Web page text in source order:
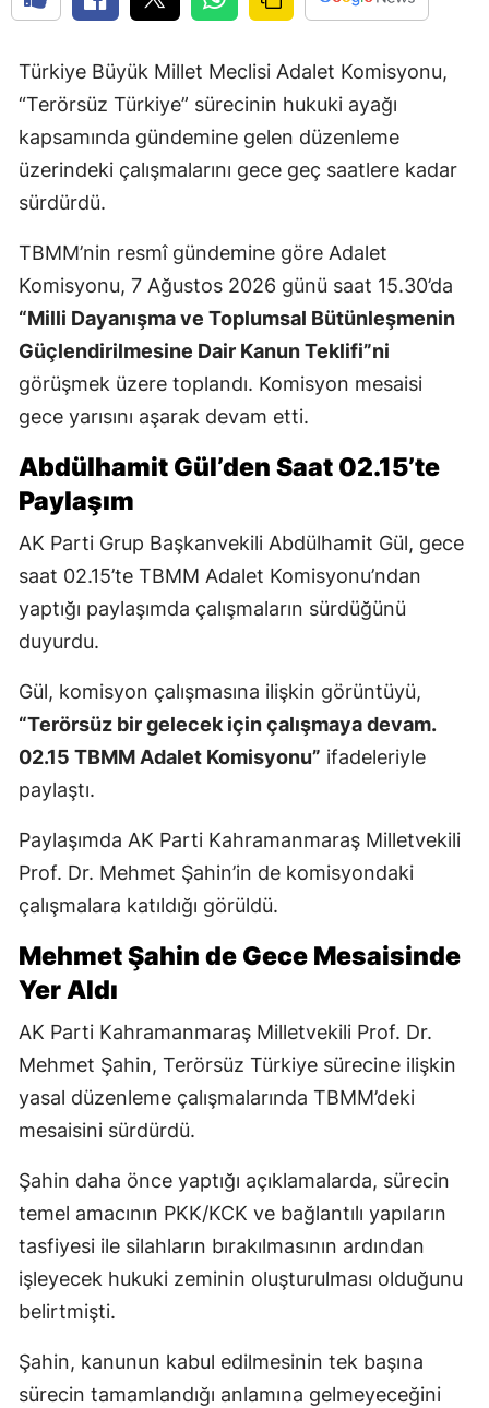
Türkiye Büyük Millet Meclisi Adalet Komisyonu,
“Terörsüz Türkiye” sürecinin hukuki ayağı
kapsamında gündemine gelen düzenleme
üzerindeki çalışmalarını gece geç saatlere kadar
sürdürdü.
TBMM’nin resmî gündemine göre Adalet
Komisyonu, 7 Ağustos 2026 günü saat 15.30’da
“Milli Dayanışma ve Toplumsal Bütünleşmenin
Güçlendirilmesine Dair Kanun Teklifi”ni
görüşmek üzere toplandı. Komisyon mesaisi
gece yarısını aşarak devam etti.
Abdülhamit Gül’den Saat 02.15’te
Paylaşım
AK Parti Grup Başkanvekili Abdülhamit Gül, gece
saat 02.15’te TBMM Adalet Komisyonu’ndan
yaptığı paylaşımda çalışmaların sürdüğünü
duyurdu.
Gül, komisyon çalışmasına ilişkin görüntüyü,
“Terörsüz bir gelecek için çalışmaya devam.
02.15 TBMM Adalet Komisyonu” ifadeleriyle
paylaştı.
Paylaşımda AK Parti Kahramanmaraş Milletvekili
Prof. Dr. Mehmet Şahin’in de komisyondaki
çalışmalara katıldığı görüldü.
Mehmet Şahin de Gece Mesaisinde
Yer Aldı
AK Parti Kahramanmaraş Milletvekili Prof. Dr.
Mehmet Şahin, Terörsüz Türkiye sürecine ilişkin
yasal düzenleme çalışmalarında TBMM’deki
mesaisini sürdürdü.
Şahin daha önce yaptığı açıklamalarda, sürecin
temel amacının PKK/KCK ve bağlantılı yapıların
tasfiyesi ile silahların bırakılmasının ardından
işleyecek hukuki zeminin oluşturulması olduğunu
belirtmişti.
Şahin, kanunun kabul edilmesinin tek başına
sürecin tamamlandığı anlamına gelmeyeceğini